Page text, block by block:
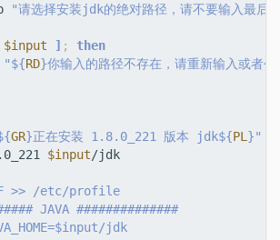
"请选择安装jdk的绝对路径，请不要输入最后
$input ] ;
then
"${RD}你输入的路径不存在，请重新输入或者
GR}正在安装 1.8.0_221 版本 jdk${PL}"
$input